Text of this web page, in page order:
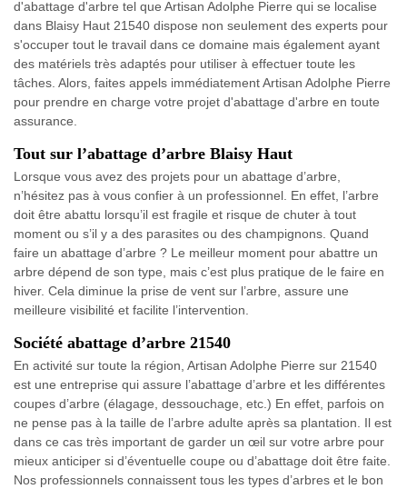
d'abattage d'arbre tel que Artisan Adolphe Pierre qui se localise
dans Blaisy Haut 21540 dispose non seulement des experts pour
s'occuper tout le travail dans ce domaine mais également ayant
des matériels très adaptés pour utiliser à effectuer toute les
tâches. Alors, faites appels immédiatement Artisan Adolphe Pierre
pour prendre en charge votre projet d'abattage d'arbre en toute
assurance.
Tout sur l’abattage d’arbre Blaisy Haut
Lorsque vous avez des projets pour un abattage d’arbre,
n’hésitez pas à vous confier à un professionnel. En effet, l’arbre
doit être abattu lorsqu’il est fragile et risque de chuter à tout
moment ou s’il y a des parasites ou des champignons. Quand
faire un abattage d’arbre ? Le meilleur moment pour abattre un
arbre dépend de son type, mais c’est plus pratique de le faire en
hiver. Cela diminue la prise de vent sur l’arbre, assure une
meilleure visibilité et facilite l’intervention.
Société abattage d’arbre 21540
En activité sur toute la région, Artisan Adolphe Pierre sur 21540
est une entreprise qui assure l’abattage d’arbre et les différentes
coupes d’arbre (élagage, dessouchage, etc.) En effet, parfois on
ne pense pas à la taille de l’arbre adulte après sa plantation. Il est
dans ce cas très important de garder un œil sur votre arbre pour
mieux anticiper si d’éventuelle coupe ou d’abattage doit être faite.
Nos professionnels connaissent tous les types d’arbres et le bon